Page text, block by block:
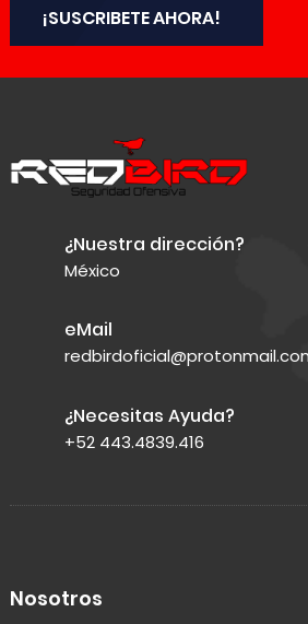
¡SUSCRIBETE AHORA!
¿Nuestra dirección?
México
eMail
¿Necesitas Ayuda?
+52 443.4839.416
Nosotros